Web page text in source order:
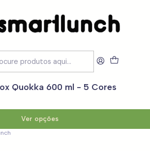
Lancheiras
Lancheiras
Filtros
Quokka 600 ml - 5 Cores
Ver opções